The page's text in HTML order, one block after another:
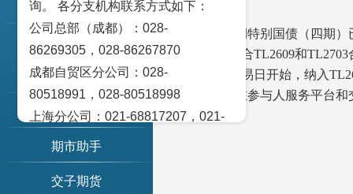
账单查询
交易提示
期市日历
信息公示
期市助手
交子期货
各会员单位：
2026年超长期特别国债（四期）
定，该国债符合TL2609和
日后的下一交易日开始，纳入
相关信息可在参与人服务平
特此通知。
询。 各分支机构联系方式如下：
公司总部（成都）：028-
86269305，028-86267870
成都自贸区分公司：028-
80518991，028-80518998
上海分公司：021-68817207，021-
68817209
北京营业部：010-65005128
广州营业部：020-28129909，020-